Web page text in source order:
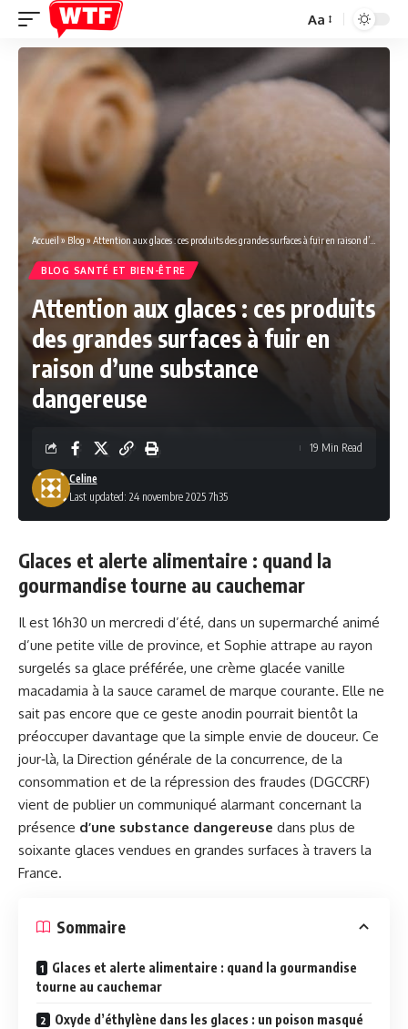
Font
Resizer
Aa
Accueil»Blog » Attention aux glaces : ces produits des grandes surfaces à fuir en raison d’une substance dangereuse
BLOG SANTÉ ET BIEN-ÊTRE
Attention aux glaces : ces produits
des grandes surfaces à fuir en
raison d’une substance
dangereuse
Last updated: 24 novembre 2025 7h35
Celine
19 Min Read
Glaces et alerte alimentaire : quand la
gourmandise tourne au cauchemar
Il est 16h30 un mercredi d’été, dans un supermarché animé
d’une petite ville de province, et Sophie attrape au rayon
surgelés sa glace préférée, une crème glacée vanille
macadamia à la sauce caramel de marque courante. Elle ne
sait pas encore que ce geste anodin pourrait bientôt la
préoccuper davantage que la simple envie de douceur. Ce
jour‑là, la Direction générale de la concurrence, de la
consommation et de la répression des fraudes (DGCCRF)
vient de publier un communiqué alarmant concernant la
présence d’une substance dangereuse dans plus de
soixante glaces vendues en grandes surfaces à travers la
France.
Sommaire
Glaces et alerte alimentaire : quand la gourmandise
tourne au cauchemar
Oxyde d’éthylène dans les glaces : un poison masqué